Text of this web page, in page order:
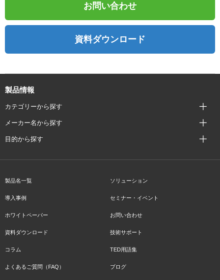
お問い合わせ
資料ダウンロード
製品情報
カテゴリーから探す
メーカー名から探す
目的から探す
製品名一覧 ソリューション
導入事例 セミナー・イベント
ホワイトペーパー お問い合わせ
資料ダウンロード 技術サポート
コラム TED用語集
よくあるご質問（FAQ） ブログ